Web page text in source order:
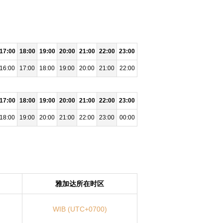
18:00 19:00 20:00 21:00 22:00 23:00
16:00 17:00 18:00 19:00 20:00 21:00 22:00
18:00 19:00 20:00 21:00 22:00 23:00
18:00 19:00 20:00 21:00 22:00 23:00 00:00
雅加达所在时区
WIB (UTC+0700)